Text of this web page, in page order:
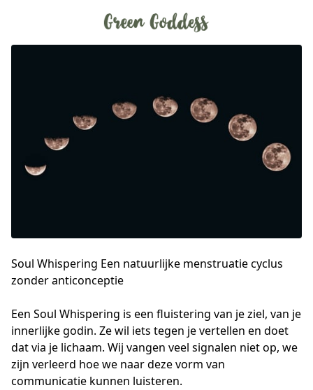
Soul Whispering Een natuurlijke menstruatie cyclus
zonder anticonceptie
Een Soul Whispering is een fluistering van je ziel, van je
innerlijke godin. Ze wil iets tegen je vertellen en doet
dat via je lichaam. Wij vangen veel signalen niet op, we
zijn verleerd hoe we naar deze vorm van
communicatie kunnen luisteren.